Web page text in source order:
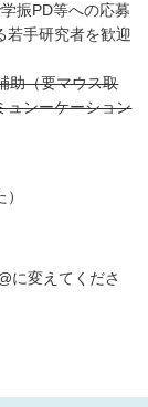
振PD等への応募
若手研究者を歓迎
助（要マウス取
ュンーケーション
に変えてくださ